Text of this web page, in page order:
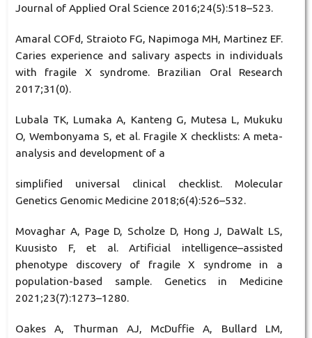
Journal of Applied Oral Science 2016;24(5):518–523.
Amaral COFd, Straioto FG, Napimoga MH, Martinez EF.
Caries experience and salivary aspects in individuals
with fragile X syndrome. Brazilian Oral Research
2017;31(0).
Lubala TK, Lumaka A, Kanteng G, Mutesa L, Mukuku
O, Wembonyama S, et al. Fragile X checklists: A meta-
analysis and development of a
simplified universal clinical checklist. Molecular
Genetics Genomic Medicine 2018;6(4):526–532.
Movaghar A, Page D, Scholze D, Hong J, DaWalt LS,
Kuusisto F, et al. Artificial intelligence–assisted
phenotype discovery of fragile X syndrome in a
population-based sample. Genetics in Medicine
2021;23(7):1273–1280.
Oakes A, Thurman AJ, McDuffie A, Bullard LM,